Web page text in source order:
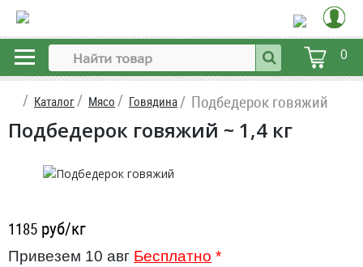
0
Каталог Мясо Говядина Подбедерок говяжий
Подбедерок говяжий ~ 1,4 кг
1185 руб/кг
Привезем 10 авг Бесплатно *